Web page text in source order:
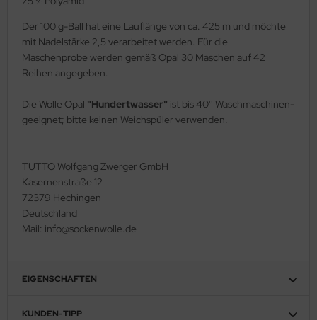
Der 100 g-Ball hat eine Lauflänge von ca. 425 m und möchte
mit Nadelstärke 2,5 verarbeitet werden. Für die
Maschenprobe werden gemäß Opal 30 Maschen auf 42
Reihen angegeben.
Die Wolle Opal "Hundertwasser" ist bis 40° Waschmaschinen-
geeignet; bitte keinen Weichspüler verwenden.
TUTTO Wolfgang Zwerger GmbH
Kasernenstraße 12
72379 Hechingen
Deutschland
Mail: info@sockenwolle.de
EIGENSCHAFTEN
KUNDEN-TIPP